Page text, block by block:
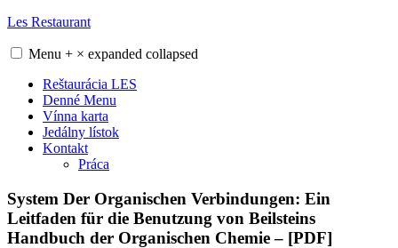
Skip
content
Les Restaurant
Menu + × expanded collapsed
Reštaurácia LES
Denné Menu
Vínna karta
Jedálny lístok
Kontakt
Práca
System Der Organischen Verbindungen: Ein
Leitfaden für die Benutzung von Beilsteins
Handbuch der Organischen Chemie – [PDF]